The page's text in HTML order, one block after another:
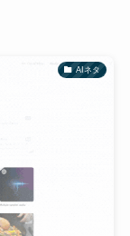
AIネタ